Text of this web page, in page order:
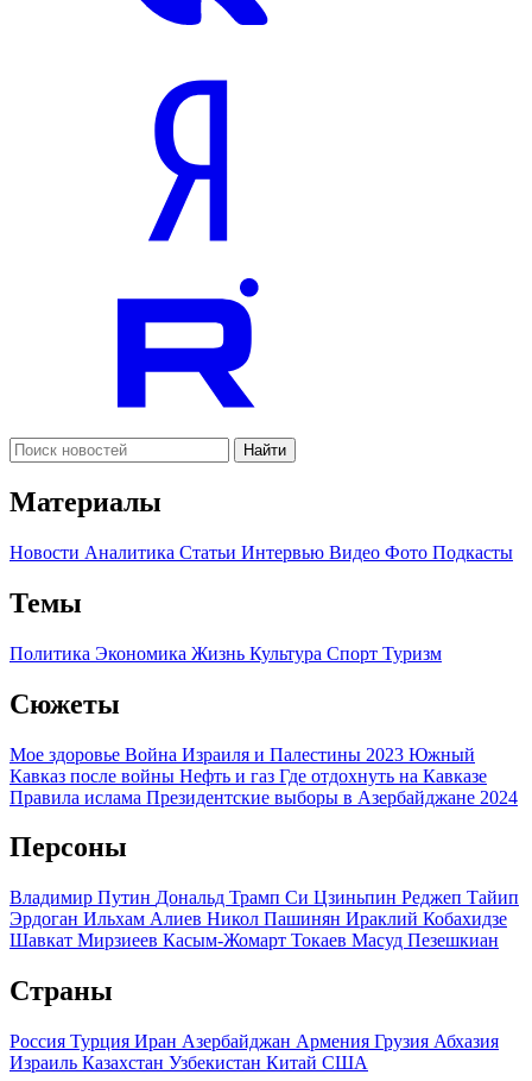
Найти
Материалы
Новости Аналитика Статьи Интервью Видео Фото Подкасты
Темы
Политика Экономика Жизнь Культура Спорт Туризм
Сюжеты
Мое здоровье Война Израиля и Палестины 2023 Южный
Кавказ после войны Нефть и газ Где отдохнуть на Кавказе
Правила ислама Президентские выборы в Азербайджане 2024
Персоны
Владимир Путин Дональд Трамп Си Цзиньпин Реджеп Тайип
Эрдоган Ильхам Алиев Никол Пашинян Ираклий Кобахидзе
Шавкат Мирзиеев Касым-Жомарт Токаев Масуд Пезешкиан
Страны
Россия Турция Иран Азербайджан Армения Грузия Абхазия
Израиль Казахстан Узбекистан Китай США